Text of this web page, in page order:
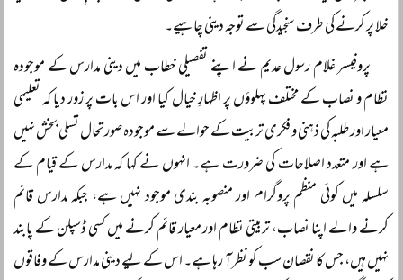
خلا پر کرنے کی طرف سنجیدگی سے توجہ دینی چاہیے۔
پروفیسر غلام رسول عدیم نے اپنے تفصیلی خطاب میں دینی مدارس کے موجودہ
نظام و نصاب کے مختلف پہلوؤں پر اظہارِ خیال کیا اور اس بات پر زور دیا کہ تعلیمی
معیار اور طلبہ کی ذہنی و فکری تربیت کے حوالے سے موجودہ صورتحال تسلی بخش نہیں
ہے اور متعدد اصلاحات کی ضرورت ہے۔ انہوں نے کہا کہ مدارس کے قیام کے
سلسلہ میں کوئی منظم پروگرام اور منصوبہ بندی موجود نہیں ہے، جبکہ مدارس قائم
کرنے والے اپنا نصاب، تربیتی نظام اور معیار قائم کرنے میں کسی ڈسپلن کے پابند
نہیں ہیں، جس کا نقصان سب کو نظر آ رہا ہے۔ اس کے لیے دینی مدارس کے وفاقوں